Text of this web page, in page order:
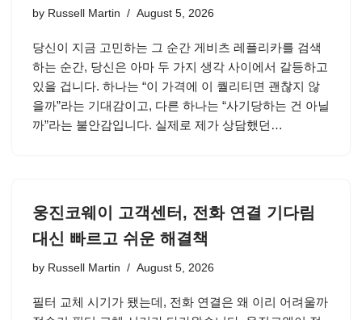
by Russell Martin August 5, 2026
당신이 지금 고민하는 그 순간 게비츠 레플리카를 검색
하는 순간, 당신은 아마 두 가지 생각 사이에서 갈등하고
있을 겁니다. 하나는 “이 가격에 이 퀄리티면 괜찮지 않
을까”라는 기대감이고, 다른 하나는 “사기당하는 건 아닐
까”라는 불안감입니다. 실제로 제가 상담했던…
웅진코웨이 고객센터, 전화 연결 기다림
대신 빠르고 쉬운 해결책
by Russell Martin August 5, 2026
필터 교체 시기가 됐는데, 전화 연결은 왜 이리 어려울까